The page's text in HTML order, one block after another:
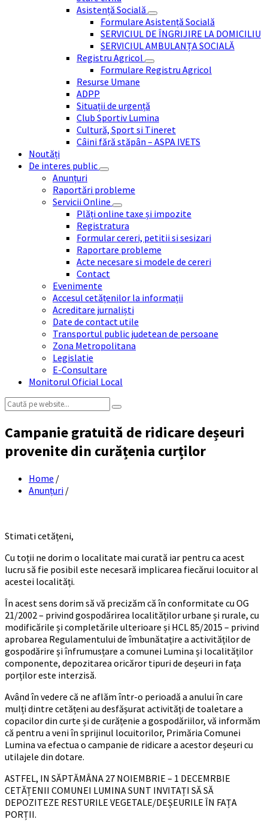
Asistență Socială
Formulare Asistență Socială
SERVICIUL DE ÎNGRIJIRE LA DOMICILIU
SERVICIUL AMBULANȚA SOCIALĂ
Registru Agricol
Formulare Registru Agricol
Resurse Umane
ADPP
Situații de urgență
Club Sportiv Lumina
Cultură, Sport si Tineret
Câini fără stăpân – ASPA IVETS
Noutăți
De interes public
Anunțuri
Raportări probleme
Servicii Online
Plăți online taxe și impozite
Registratura
Formular cereri, petitii si sesizari
Raportare probleme
Acte necesare si modele de cereri
Contact
Evenimente
Accesul cetățenilor la informații
Acreditare jurnaliști
Date de contact utile
Transportul public judetean de persoane
Zona Metropolitana
Legislatie
E-Consultare
Monitorul Oficial Local
Search:
Campanie gratuită de ridicare deșeuri
provenite din curățenia curților
Home /
Anunțuri /
Stimati cetățeni,
Cu toții ne dorim o localitate mai curată iar pentru ca acest
lucru să fie posibil este necesară implicarea fiecărui locuitor al
acestei localități.
În acest sens dorim să vă precizăm că în conformitate cu OG
21/2002 – privind gospodărirea localităților urbane și rurale, cu
modificările și completările ulterioare și HCL 85/2015 – privind
aprobarea Regulamentului de îmbunătațire a activităților de
gospodărire și înfrumusțare a comunei Lumina și localităților
componente, depozitarea oricăror tipuri de deșeuri in fața
porților este interzisă.
Având în vedere că ne aflăm într-o perioadă a anului în care
mulți dintre cetățeni au desfășurat activități de toaletare a
copacilor din curte și de curățenie a gospodăriilor, vă informăm
că pentru a veni în sprijinul locuitorilor, Primăria Comunei
Lumina va efectua o campanie de ridicare a acestor deșeuri cu
utilajele din dotare.
ASTFEL, IN SĂPTĂMÂNA 27 NOIEMBRIE – 1 DECEMRBIE
CETĂȚENII COMUNEI LUMINA SUNT INVITAȚI SĂ SĂ
DEPOZITEZE RESTURILE VEGETALE/DEȘEURILE ÎN FAȚA
PORȚII.